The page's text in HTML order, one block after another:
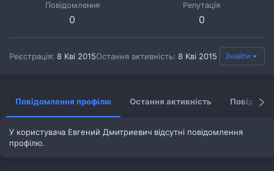
Повідомлення
0
Репутація
0
Реєстрація 8 Кві 2015Остання активність 8 Кві 2015 Знайти
Повідомлення профілю Остання активність
У користувача Евгений Дмитриевич відсутні повідомлення
профілю.